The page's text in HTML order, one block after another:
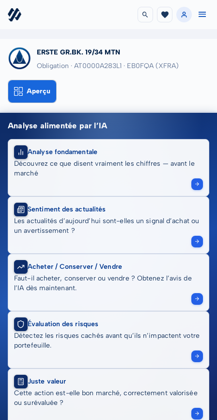
ERSTE GR.BK. 19/34 MTN
Obligation · AT0000A283L1 · EB0FQA (XFRA)
Aperçu
Analyse alimentée par l’IA
Analyse fondamentale
Découvrez ce que disent vraiment les chiffres — avant le
marché
Sentiment des actualités
Les actualités d’aujourd’hui sont-elles un signal d’achat ou
un avertissement ?
Acheter / Conserver / Vendre
Faut-il acheter, conserver ou vendre ? Obtenez l’avis de
l’IA dès maintenant.
Évaluation des risques
Détectez les risques cachés avant qu’ils n’impactent votre
portefeuille.
Juste valeur
Cette action est-elle bon marché, correctement valorisée
ou surévaluée ?